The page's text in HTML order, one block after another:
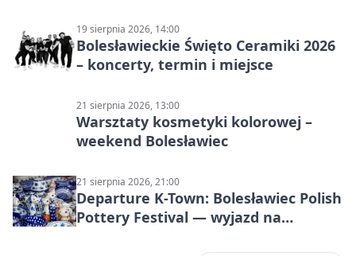
19 sierpnia 2026, 14:00
Bolesławieckie Święto Ceramiki 2026
– koncerty, termin i miejsce
21 sierpnia 2026, 13:00
Warsztaty kosmetyki kolorowej –
weekend Bolesławiec
21 sierpnia 2026, 21:00
Departure K-Town: Bolesławiec Polish
Pottery Festival — wyjazd na